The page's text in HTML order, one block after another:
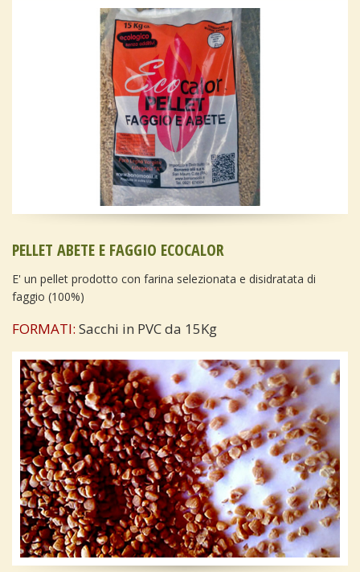
PELLET ABETE E FAGGIO ECOCALOR
E' un pellet prodotto con farina selezionata e disidratata di
faggio (100%)
FORMATI: Sacchi in PVC da 15Kg